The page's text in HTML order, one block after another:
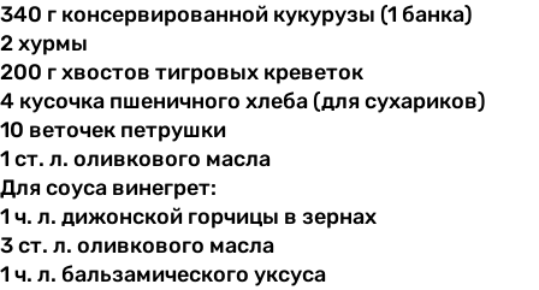
340 г консервированной кукурузы (1 банка)
2 хурмы
200 гхвостов тигровых креветок
4 кусочка пшеничного хлеба (для сухариков)
10 веточек петрушки
1 ст. л. оливкового масла
Для соуса винегрет:
1 ч. л. дижонской горчицы в зернах
3 ст. л. оливкового масла
1 ч. л. бальзамического уксуса